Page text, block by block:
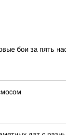
бои за пять